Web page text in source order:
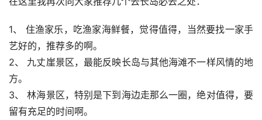
1、 住渔家乐，吃渔家海鲜餐，觉得值得，当然要找一家手
艺好的，推荐多的啊。
2、 九丈崖景区，最能反映长岛与其他海滩不一样风情的地
方。
3、 林海景区，特别是下到海边走那么一圈，绝对值得，要
留有充足的时间啊。